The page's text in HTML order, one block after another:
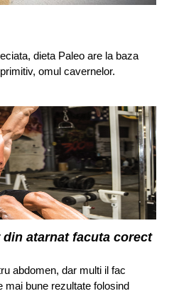
dieta Paleo are la baza
omul cavernelor.
atarnat facuta corect
abdomen, dar multi il fac
mai bune rezultate folosind